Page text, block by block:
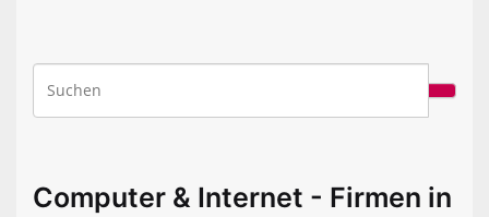
Computer & Internet - Firmen in